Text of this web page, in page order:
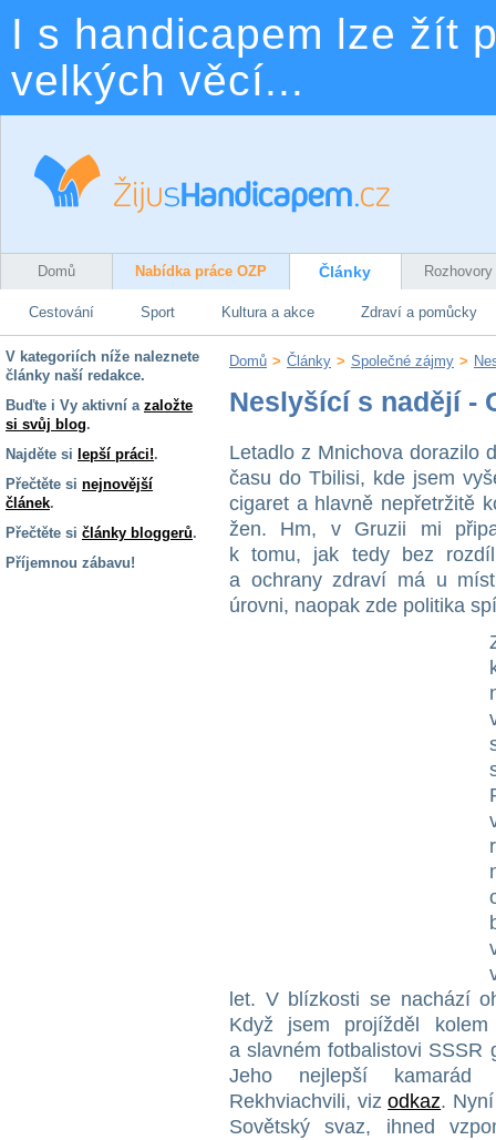
I s handicapem lze žít
velkých věcí...
Domů Nabídka práce OZP Články Rozhovory
Cestování Sport Kultura a akce Zdraví a pomůcky
V kategoriích níže naleznete
články naší redakce.
Buďte i Vy aktivní a založte
si svůj blog.
Najděte si lepší práci!.
Přečtěte si nejnovější
článek.
Přečtěte si články bloggerů.
Příjemnou zábavu!
Domů > Články > Společné zájmy >
Neslyšící s nadějí -
Letadlo z Mnichova dorazilo
času do Tbilisi, kde jsem
cigaret a hlavně nepřetržitě
žen. Hm, v Gruzii mi
k tomu, jak tedy bez
a ochrany zdraví má u
úrovni, naopak zde politika
let. V blízkosti se nachází
Když jsem projížděl
a slavném fotbalistovi SSSR
Jeho nejlepší kamarád
Rekhviachvili, vizodkaz.
Sovětský svaz, ihned